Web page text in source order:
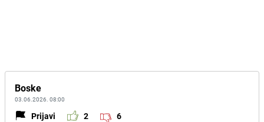
Boske
03.06.2026. 08:00
Prijavi 2 6